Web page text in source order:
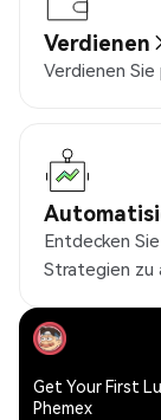
Verdienen
Verdienen
Entdecken
Strategien zu
Get Your First
Phemex